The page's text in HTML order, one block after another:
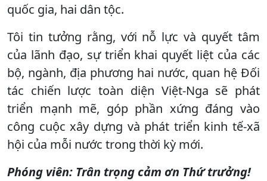
quốc gia, hai dân tộc.
Tôi tin tưởng rằng, với nỗ lực và quyết tâm
của lãnh đạo, sự triển khai quyết liệt của các
bộ, ngành, địa phương hai nước, quan hệ Đối
tác chiến lược toàn diện Việt-Nga sẽ phát
triển mạnh mẽ, góp phần xứng đáng vào
công cuộc xây dựng và phát triển kinh tế-xã
hội của mỗi nước trong thời kỳ mới.
Phóng viên: Trân trọng cảm ơn Thứ trưởng!